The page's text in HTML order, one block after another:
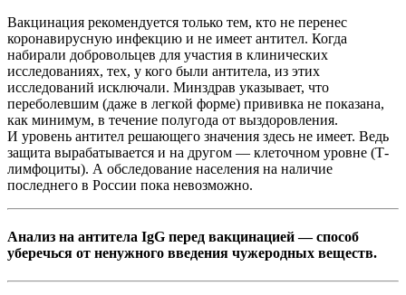
Вакцинация рекомендуется только тем, кто не перенес
коронавирусную инфекцию и не имеет антител. Когда
набирали добровольцев для участия в клинических
исследованиях, тех, у кого были антитела, из этих
исследований исключали. Минздрав указывает, что
переболевшим (даже в легкой форме) прививка не показана,
как минимум, в течение полугода от выздоровления.
И уровень антител решающего значения здесь не имеет. Ведь
защита вырабатывается и на другом — клеточном уровне (Т-
лимфоциты). А обследование населения на наличие
последнего в России пока невозможно.
Анализ на антитела IgG перед вакцинацией — способ
уберечься от ненужного введения чужеродных веществ.